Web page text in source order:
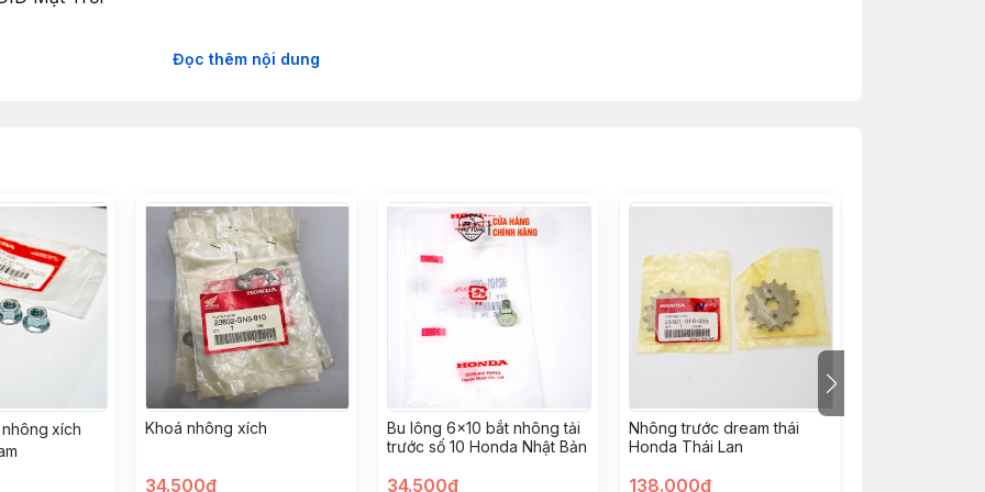
chế bám bụi, bôi trơn tốt hơn, giúp xe vận hành êm ái
so với các loại NSD thông thường
động ổn định
bảo hiệu suất tối ưu
đồng bộ, tránh hao mòn nhanh
dập trên nhông, dĩa và sên
bền bỉ cho Dream, Wave!
Đọc thêm nội dung
xích
Khoá nhông xích
34.500đ
Bu lông 6x10 bắt nhông tải
trước số 10 Honda Nhật Bản
34.500đ
Nhông trước dream thái
Honda Thái Lan
138.000đ